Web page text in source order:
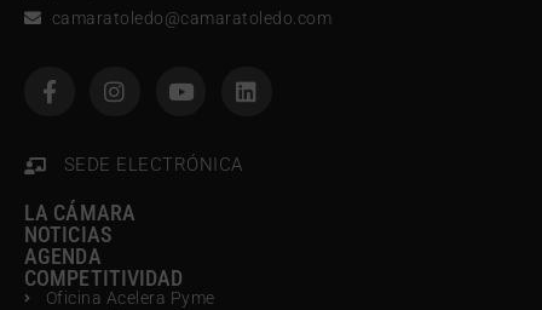
camaratoledo@camaratoledo.com
SEDE ELECTRÓNICA
LA CÁMARA
NOTICIAS
AGENDA
COMPETITIVIDAD
Oficina Acelera Pyme